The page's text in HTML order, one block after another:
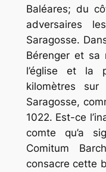
Baléares; du
adversaires
Saragosse.
Bérenger et sa
l’église et la
kilomètres
Saragosse,
1022. Est-ce
comte qu’a
Comitum
consacre cette